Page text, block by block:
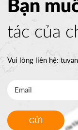
Bạn
tác của
Vui lòng liên hệ:
GỬI